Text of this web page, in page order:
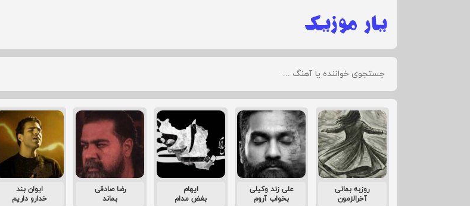
روزبه بمانی
آخرالزمون
علی زند وکیلی
بخواب آروم
ایهام
بغض مدام
رضا صادقی
بماند
ایوان بند
خدارو داریم